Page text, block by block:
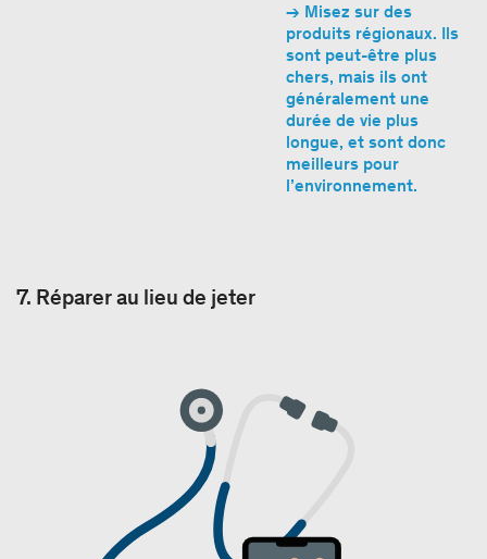
→ Misez sur des
produits régionaux. Ils
sont peut-être plus
chers, mais ils ont
généralement une
durée de vie plus
longue, et sont donc
meilleurs pour
l’environnement.
7. Réparer au lieu de jeter